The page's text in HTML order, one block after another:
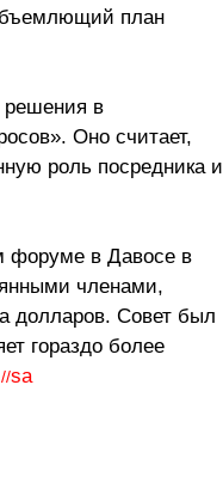
план
решения в
Оно считает,
роль посредника и
форуме в Давосе в
членами,
долларов. Совет был
гораздо более
//sa